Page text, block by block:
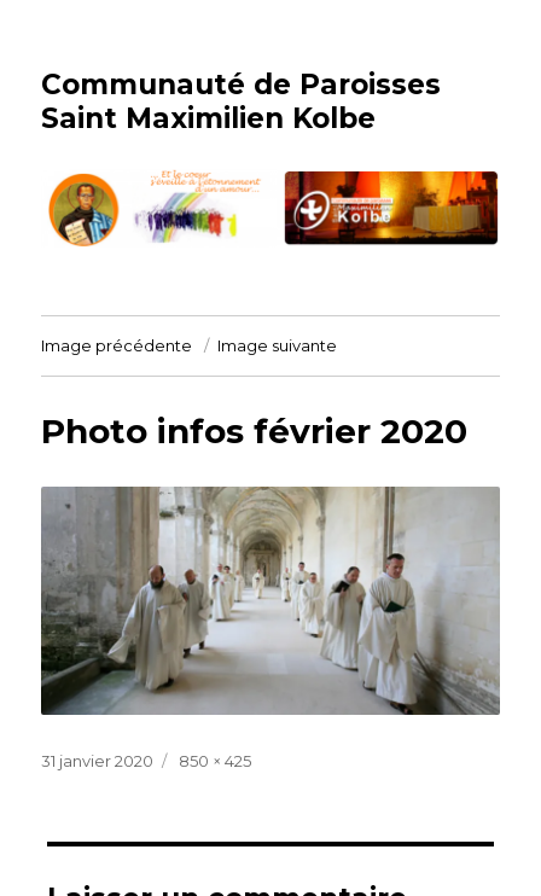
Communauté de Paroisses
Saint Maximilien Kolbe
Image précédente Image suivante
Photo infos février 2020
Publié
31 janvier 2020
Taille
850 × 425